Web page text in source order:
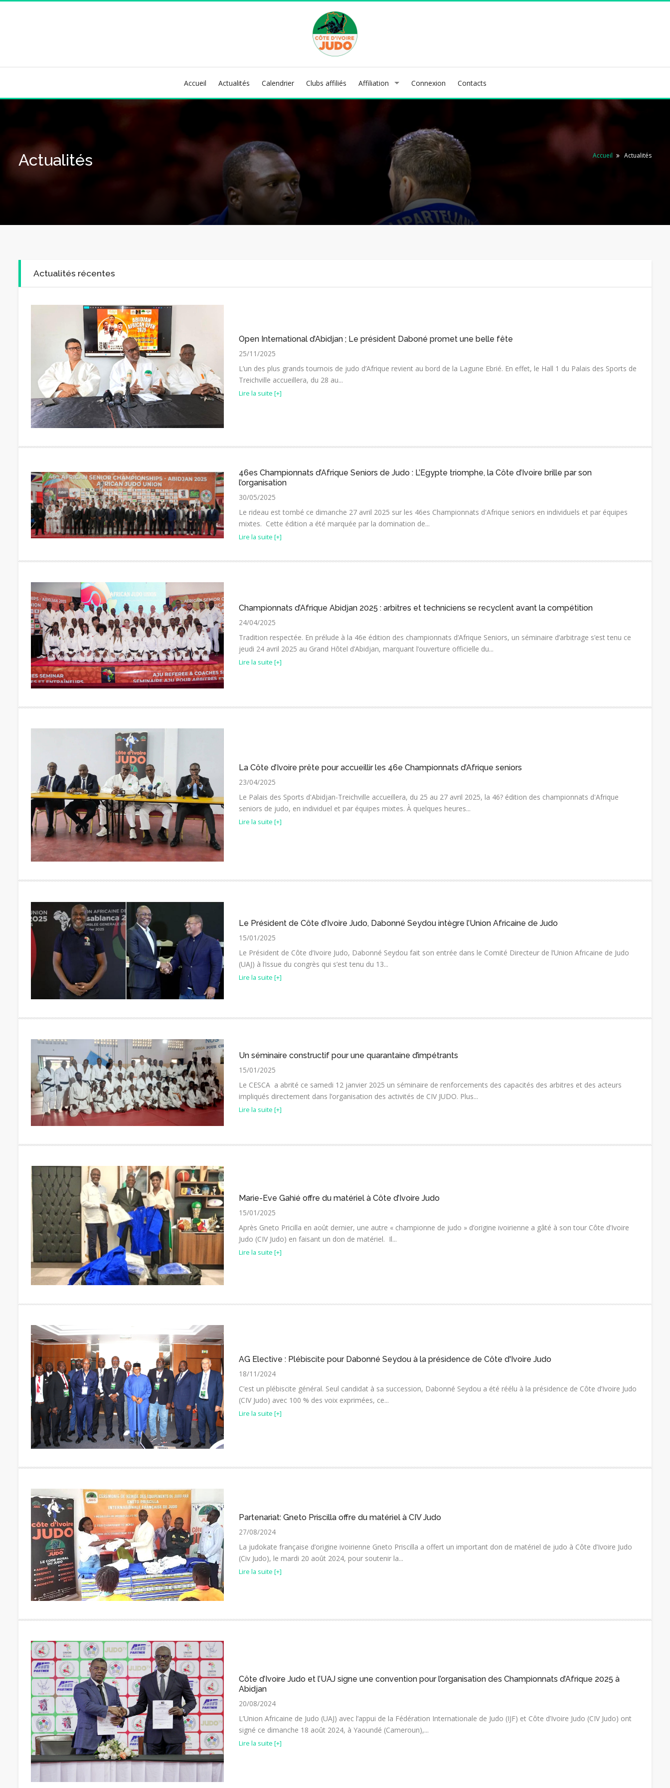
Accueil Actualités Calendrier Clubs affiliés Affiliation Connexion Contacts
Actualités Accueil Actualités
Actualités récentes
Open International d’Abidjan ; Le président Daboné promet une belle fête
25/11/2025
L’un des plus grands tournois de judo d’Afrique revient au bord de la Lagune Ebrié. En effet, le Hall 1 du Palais des Sports de
Treichville accueillera, du 28 au...
Lire la suite [+]
46es Championnats d’Afrique Seniors de Judo : L’Egypte triomphe, la Côte d’Ivoire brille par son
l’organisation
30/05/2025
Le rideau est tombé ce dimanche 27 avril 2025 sur les 46es Championnats d'Afrique seniors en individuels et par équipes
mixtes. Cette édition a été marquée par la domination de...
Lire la suite [+]
Championnats d’Afrique Abidjan 2025 : arbitres et techniciens se recyclent avant la compétition
24/04/2025
Tradition respectée. En prélude à la 46e édition des championnats d’Afrique Seniors, un séminaire d’arbitrage s’est tenu ce
jeudi 24 avril 2025 au Grand Hôtel d’Abidjan, marquant l’ouverture officielle du...
Lire la suite [+]
La Côte d’Ivoire prête pour accueillir les 46e Championnats d’Afrique seniors
23/04/2025
Le Palais des Sports d'Abidjan-Treichville accueillera, du 25 au 27 avril 2025, la 46? édition des championnats d'Afrique
seniors de judo, en individuel et par équipes mixtes. À quelques heures...
Lire la suite [+]
Le Président de Côte d’Ivoire Judo, Dabonné Seydou intègre l’Union Africaine de Judo
15/01/2025
Le Président de Côte d’Ivoire Judo, Dabonné Seydou fait son entrée dans le Comité Directeur de l’Union Africaine de Judo
(UAJ) à l’issue du congrès qui s’est tenu du 13...
Lire la suite [+]
Un séminaire constructif pour une quarantaine d’impétrants
15/01/2025
Le CESCA a abrité ce samedi 12 janvier 2025 un séminaire de renforcements des capacités des arbitres et des acteurs
impliqués directement dans l’organisation des activités de CIV JUDO. Plus...
Lire la suite [+]
Marie-Eve Gahié offre du matériel à Côte d’Ivoire Judo
15/01/2025
Après Gneto Pricilla en août dernier, une autre « championne de judo » d’origine ivoirienne a gâté à son tour Côte d’Ivoire
Judo (CIV Judo) en faisant un don de matériel. Il...
Lire la suite [+]
AG Elective : Plébiscite pour Dabonné Seydou à la présidence de Côte d'Ivoire Judo
18/11/2024
C’est un plébiscite général. Seul candidat à sa succession, Dabonné Seydou a été réélu à la présidence de Côte d’Ivoire Judo
(CIV Judo) avec 100 % des voix exprimées, ce...
Lire la suite [+]
Partenariat: Gneto Priscilla offre du matériel à CIV Judo
27/08/2024
La judokate française d’origine ivoirienne Gneto Priscilla a offert un important don de matériel de judo à Côte d’Ivoire Judo
(Civ Judo), le mardi 20 août 2024, pour soutenir la...
Lire la suite [+]
Côte d’Ivoire Judo et l’UAJ signe une convention pour l’organisation des Championnats d’Afrique 2025 à
Abidjan
20/08/2024
L’Union Africaine de Judo (UAJ) avec l’appui de la Fédération Internationale de Judo (IJF) et Côte d’Ivoire Judo (CIV Judo) ont
signé ce dimanche 18 août 2024, à Yaoundé (Cameroun),...
Lire la suite [+]